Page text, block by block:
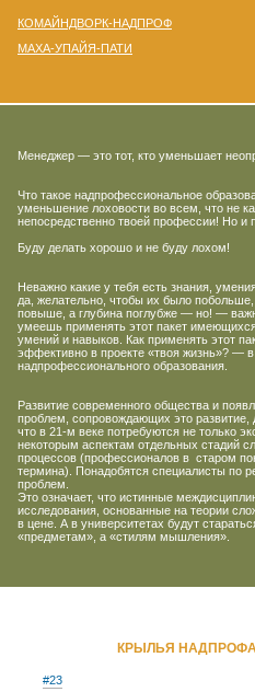
КОМАЙНДВОРК-НАДПРОФ
МАХА-УПАЙЯ-ПАТИ
Менеджер — это тот, кто уменьшает
Что такое надпрофессиональное
уменьшение лоховости во всем, что не
непосредственно твоей профессии! Но и
Буду делать хорошо и не буду лохом!
Неважно какие у тебя есть знания,
да, желательно, чтобы их было
повыше, а глубина поглубже — но! —
умеешь применять этот пакет имеющихся
умений и навыков. Как применять этот
эффективно в проекте «твоя жизнь»? —
надпрофессионального образования.
Развитие современного общества и
проблем, сопровождающих это развитие,
что в 21-м веке потребуются не только
некоторым аспектам отдельных стадий
процессов (профессионалов в старом
термина). Понадобятся специалисты по
проблем.
Это означает, что истинные
исследования, основанные на теории
в цене. А в университетах будут
«предметам», а «стилям мышления».
КРЫЛЬЯ
#23